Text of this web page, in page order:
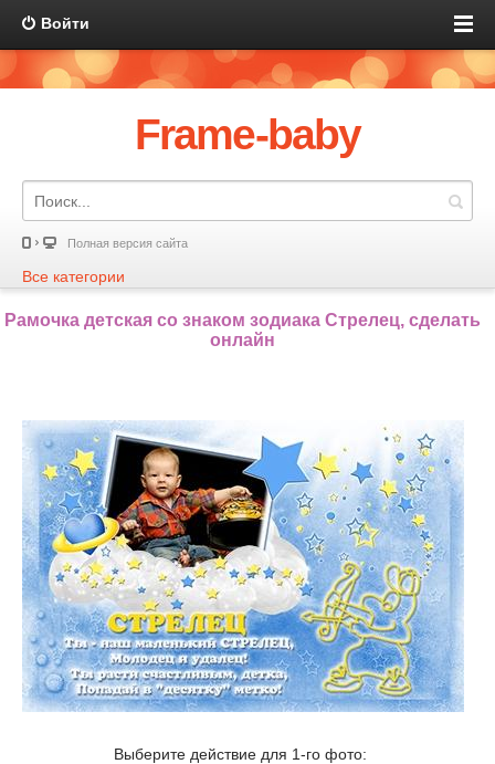
Войти
Frame-baby
Полная версия сайта
Все категории
Рамочка детская со знаком зодиака Стрелец, сделать
онлайн
Выберите действие для 1-го фото: